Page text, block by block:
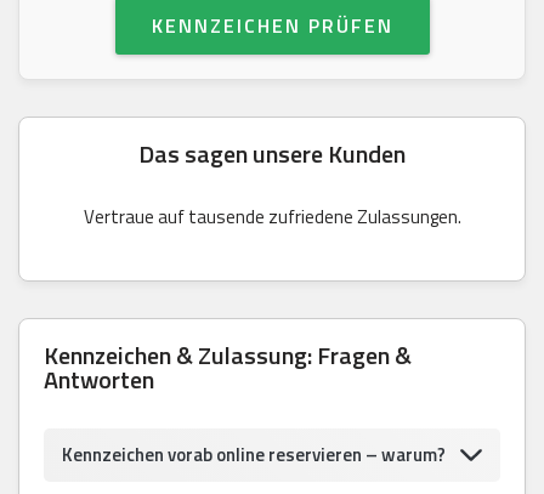
KENNZEICHEN PRÜFEN
Das sagen unsere Kunden
Vertraue auf tausende zufriedene Zulassungen.
Kennzeichen & Zulassung: Fragen &
Antworten
Kennzeichen vorab online reservieren – warum?